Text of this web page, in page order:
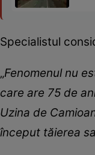
Specialistul
„Fenomenul nu
care are 75 de
Uzina de
început tăierea